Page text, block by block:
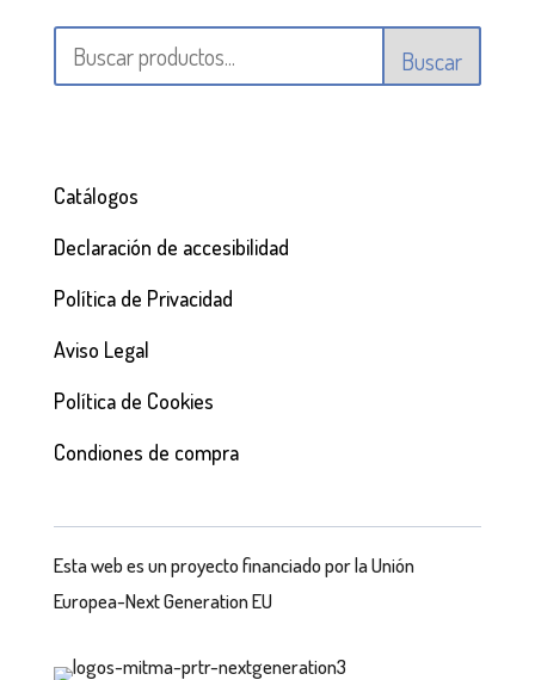
Buscar
Catálogos
Declaración de accesibilidad
Política de Privacidad
Aviso Legal
Política de Cookies
Condiones de compra
Esta web es un proyecto financiado por la Unión
Europea-Next Generation EU